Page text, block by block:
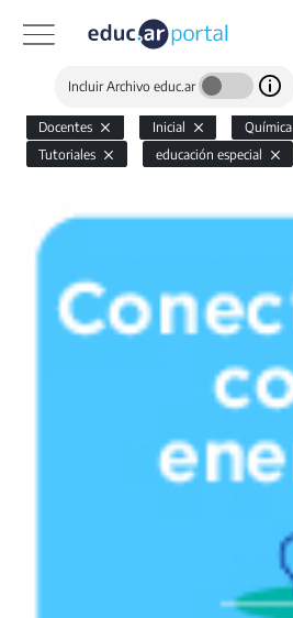
Incluir Archivo educ.ar
Docentes Inicial Química
Tutoriales
educación especial